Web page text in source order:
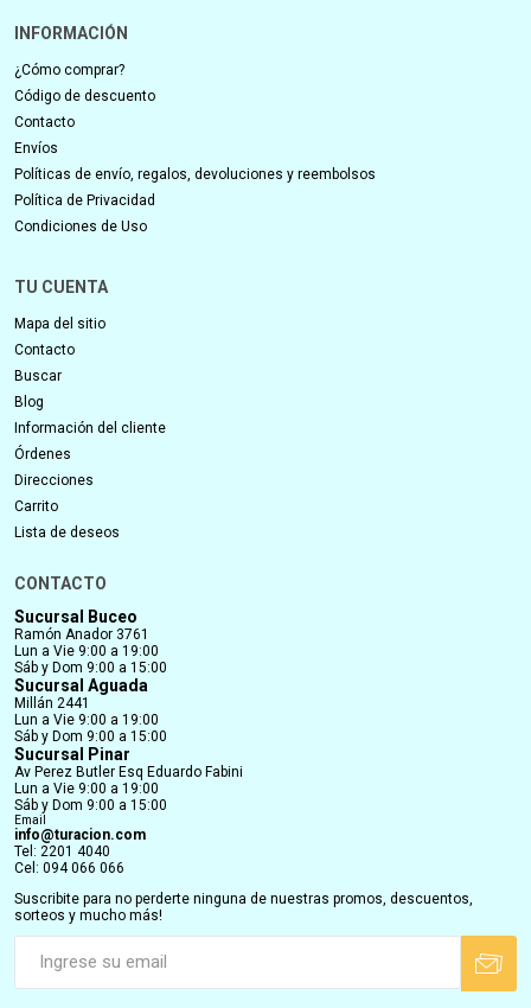
INFORMACIÓN
¿Cómo comprar?
Código de descuento
Contacto
Envíos
Políticas de envío, regalos, devoluciones y reembolsos
Política de Privacidad
Condiciones de Uso
TU CUENTA
Mapa del sitio
Contacto
Buscar
Blog
Información del cliente
Órdenes
Direcciones
Carrito
Lista de deseos
CONTACTO
Sucursal Buceo
Ramón Anador 3761
Lun a Vie 9:00 a 19:00
Sáb y Dom 9:00 a 15:00
Sucursal Aguada
Millán 2441
Lun a Vie 9:00 a 19:00
Sáb y Dom 9:00 a 15:00
Sucursal Pinar
Av Perez Butler Esq Eduardo Fabini
Lun a Vie 9:00 a 19:00
Sáb y Dom 9:00 a 15:00
Email
info@turacion.com
Tel: 2201 4040
Cel: 094 066 066
Suscribite para no perderte ninguna de nuestras promos, descuentos,
sorteos y mucho más!